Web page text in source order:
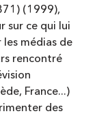
(1999),
sur ce qui lui
médias de
rencontré
France...)
des